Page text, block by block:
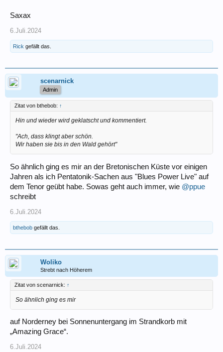
Saxax
6.Juli.2024
Rick gefällt das.
scenarnick
Admin
Zitat von bthebob: ↑
Hin und wieder wird geklatscht und kommentiert.
"Ach, dass klingt aber schön.
Wir haben sie bis in den Wald gehört"
So ähnlich ging es mir an der Bretonischen Küste vor einigen
Jahren als ich Pentatonik-Sachen aus "Blues Power Live" auf
dem Tenor geübt habe. Sowas geht auch immer, wie @ppue
schreibt
6.Juli.2024
bthebob gefällt das.
Woliko
Strebt nach Höherem
Zitat von scenarnick: ↑
So ähnlich ging es mir
auf Norderney bei Sonnenuntergang im Strandkorb mit
„Amazing Grace“.
6.Juli.2024